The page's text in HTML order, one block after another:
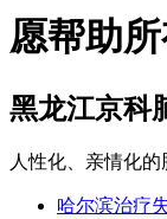
愿帮助
黑龙江京科
人性化、亲情化
哈尔滨治疗